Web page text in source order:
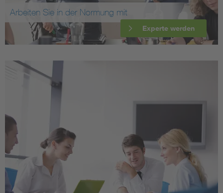
Arbeiten Sie in der Normung mit
Experte werden